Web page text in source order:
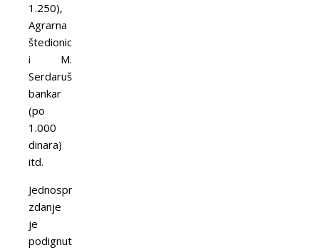
1.250),
Agrarna
štedionica
i M.
Serdarušić,
bankar
(po
1.000
dinara)
itd.
Jednospratno
zdanje
je
podignuto